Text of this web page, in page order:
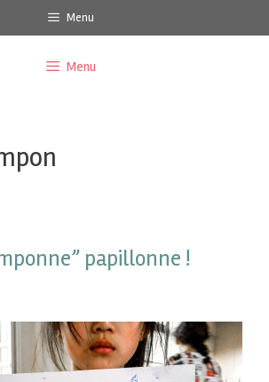
Menu
Menu
papillonne !